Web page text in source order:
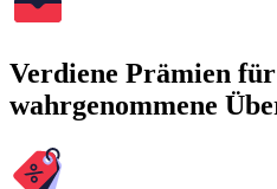
Verdiene Prämien
wahrgenommene